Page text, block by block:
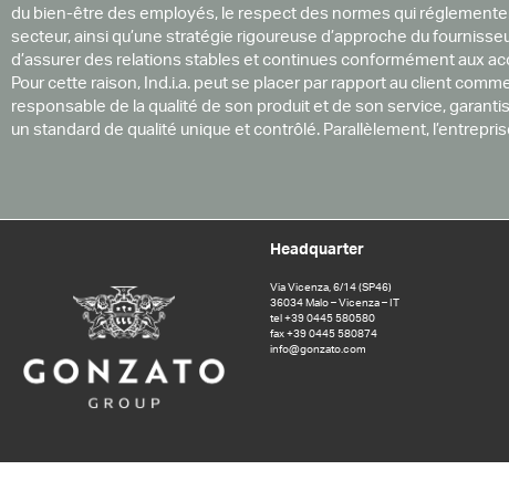
du bien-être des employés, le respect des normes qui
secteur, ainsi qu’une stratégie rigoureuse d’approche du
d’assurer des relations stables et continues conformément aux
Pour cette raison, Ind.i.a. peut se placer par rapport au client
responsable de la qualité de son produit et de son service,
un standard de qualité unique et contrôlé. Parallèlement,
Headquarter
Via Vicenza, 6/14 (SP46)
36034 Malo – Vicenza – IT
tel +39 0445 580580
fax +39 0445 580874
info@gonzato.com